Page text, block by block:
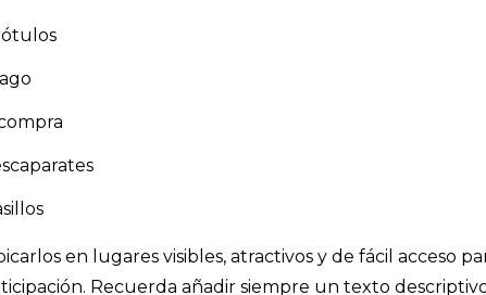
en lugares visibles, atractivos y de fácil acceso
Recuerda añadir siempre un texto